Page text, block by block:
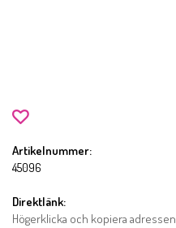
Artikelnummer:
45096
Direktlänk:
Högerklicka och kopiera adressen